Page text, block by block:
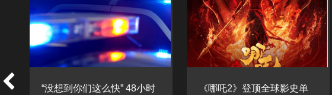
“没想到你们这么快” 48小时
《哪吒2》登顶全球影史单